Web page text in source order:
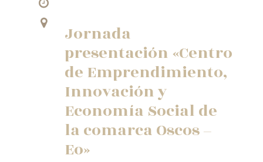
Jornada
presentación «Centro
de Emprendimiento,
Innovación y
Economía Social de
la comarca Oscos –
Eo»